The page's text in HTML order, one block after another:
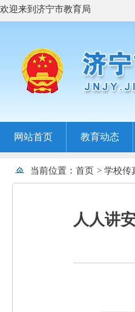
欢迎来到济宁市教育局
网站首页 教育动态
当前位置： 首页 > 学校传
人人讲